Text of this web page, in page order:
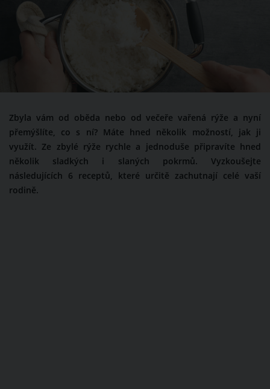
Zbyla vám od oběda nebo od večeře vařená rýže a nyní
přemýšlíte, co s ní? Máte hned několik možností, jak ji
využít. Ze zbylé rýže rychle a jednoduše připravíte hned
několik sladkých i slaných pokrmů. Vyzkoušejte
následujících 6 receptů, které určitě zachutnají celé vaší
rodině.